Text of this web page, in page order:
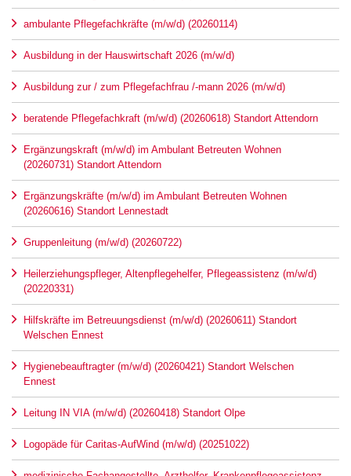
ambulante Pflegefachkräfte (m/w/d) (20260114)
Ausbildung in der Hauswirtschaft 2026 (m/w/d)
Ausbildung zur / zum Pflegefachfrau /-mann 2026 (m/w/d)
beratende Pflegefachkraft (m/w/d) (20260618) Standort Attendorn
Ergänzungskraft (m/w/d) im Ambulant Betreuten Wohnen
(20260731) Standort Attendorn
Ergänzungskräfte (m/w/d) im Ambulant Betreuten Wohnen
(20260616) Standort Lennestadt
Gruppenleitung (m/w/d) (20260722)
Heilerziehungspfleger, Altenpflegehelfer, Pflegeassistenz (m/w/d)
(20220331)
Hilfskräfte im Betreuungsdienst (m/w/d) (20260611) Standort
Welschen Ennest
Hygienebeauftragter (m/w/d) (20260421) Standort Welschen
Ennest
Leitung IN VIA (m/w/d) (20260418) Standort Olpe
Logopäde für Caritas-AufWind (m/w/d) (20251022)